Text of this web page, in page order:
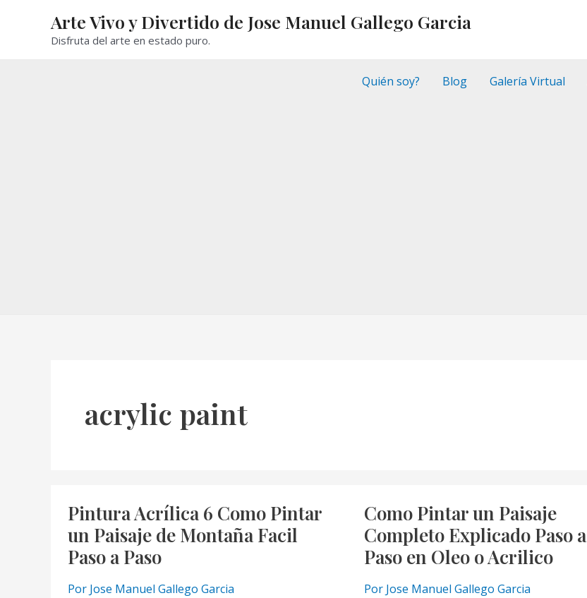
contenido
Arte Vivo y Divertido de Jose Manuel Gallego Garcia
Disfruta del arte en estado puro.
Quién soy? Blog Galería Virtual
acrylic paint
Pintura Acrílica 6 Como Pintar
un Paisaje de Montaña Facil
Paso a Paso
Por Jose Manuel Gallego Garcia
Como Pintar un Paisaje
Completo Explicado Paso a
Paso en Oleo o Acrilico
Por Jose Manuel Gallego Garcia